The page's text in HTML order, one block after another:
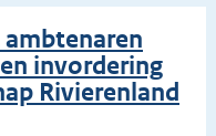
invordering
Rivierenland